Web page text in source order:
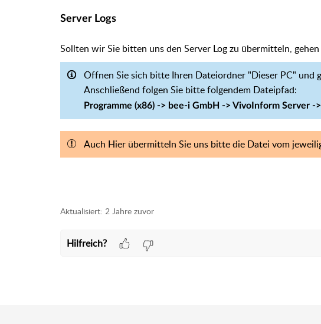
Server Logs
Sollten wir Sie bitten uns den Server Log zu übermitteln, ge
Öffnen Sie sich bitte Ihren Dateiordner "Dieser PC" und
Anschließend folgen Sie bitte folgendem Dateipfad:
Programme (x86) -> bee-i GmbH -> VivoInform Server ->
Auch Hier übermitteln Sie uns bitte die Datei vom
Aktualisiert: 2 Jahre zuvor
Hilfreich?